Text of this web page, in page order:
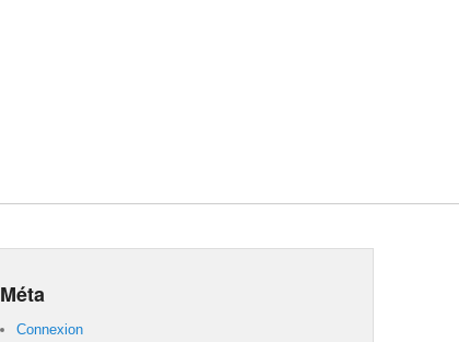
Méta
Connexion